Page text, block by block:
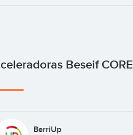
Beseif CORE
BerriUp